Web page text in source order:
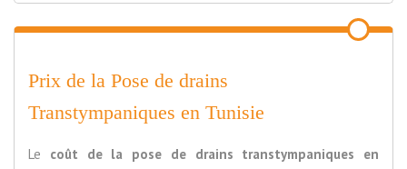
Prix de la Pose de drains
Transtympaniques en Tunisie
Le coût de la pose de drains transtympaniques en